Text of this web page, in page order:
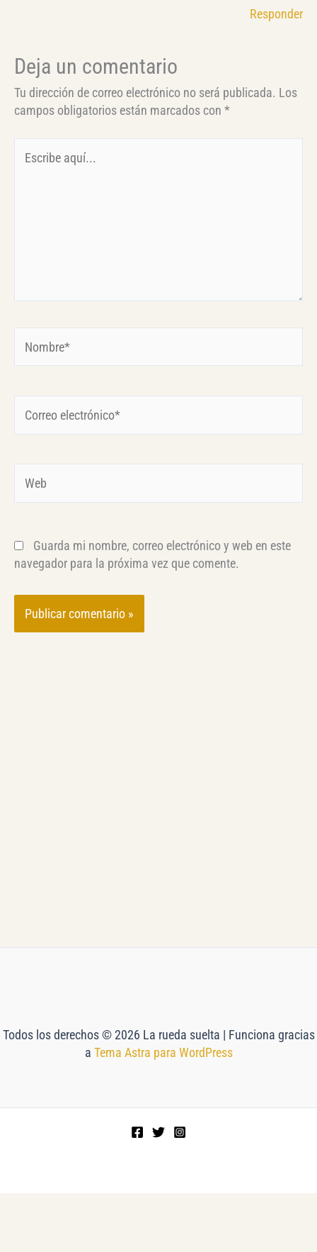
Responder
Deja un comentario
Tu dirección de correo electrónico no será publicada. Los
campos obligatorios están marcados con *
aquí...
electrónico*
Guarda mi nombre, correo electrónico y web en este
navegador para la próxima vez que comente.
Todos los derechos © 2026 La rueda suelta | Funciona gracias
a Tema Astra para WordPress